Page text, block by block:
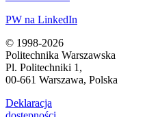
PW na LinkedIn
© 1998-2026
Politechnika Warszawska
Pl. Politechniki 1,
00-661 Warszawa, Polska
Deklaracja